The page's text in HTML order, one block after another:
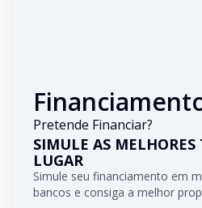
Pretende Financiar?
SIMULE AS
LUGAR
Simule seu financiamento em
bancos e consiga a melhor